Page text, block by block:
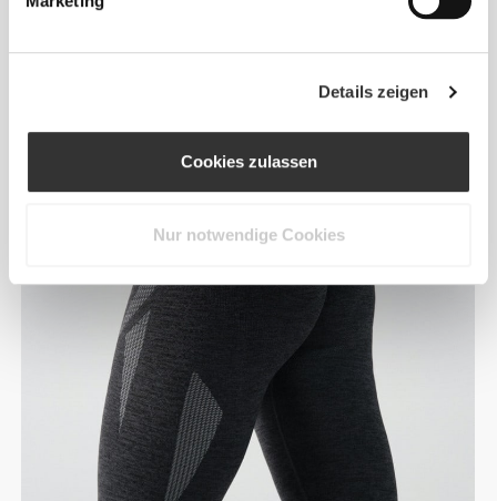
Details zeigen
Cookies zulassen
Nur notwendige Cookies
RevoKnit
leistet mehr, fühlt sich besser an und ist